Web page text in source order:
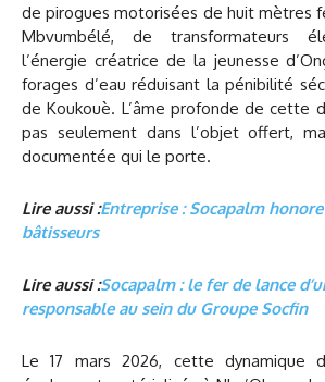
de pirogues motorisées de huit mètres
Mbvumbélé, de transformateurs
l’énergie créatrice de la jeunesse
forages d’eau réduisant la pénibilité
de Koukouè. L’âme profonde de cette
pas seulement dans l’objet offert,
documentée qui le porte.
Lire aussi :Entreprise : Socapalm
bâtisseurs
Lire aussi :Socapalm : le fer de lance
responsable au sein du Groupe Socfin
Le 17 mars 2026, cette dynamique